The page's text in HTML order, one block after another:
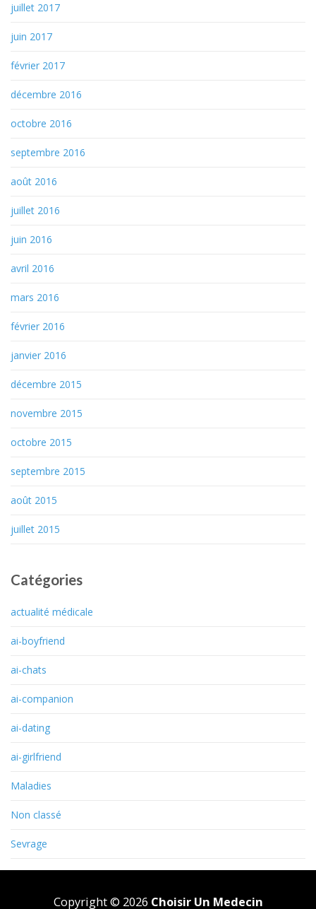
juillet 2017
juin 2017
février 2017
décembre 2016
octobre 2016
septembre 2016
août 2016
juillet 2016
juin 2016
avril 2016
mars 2016
février 2016
janvier 2016
décembre 2015
novembre 2015
octobre 2015
septembre 2015
août 2015
juillet 2015
Catégories
actualité médicale
ai-boyfriend
ai-chats
ai-companion
ai-dating
ai-girlfriend
Maladies
Non classé
Sevrage
Copyright © 2026 Choisir Un Medecin